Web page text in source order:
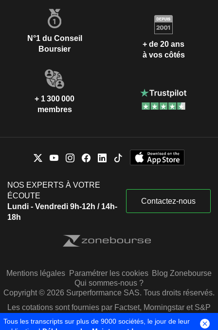
N°1 du Conseil
Boursier
+ de 20 ans
à vos côtés
+ 1 300 000
membres
NOS EXPERTS À VOTRE
ÉCOUTE
Lundi - Vendredi 9h-12h / 14h-
18h
Contactez-nous
Mentions légales Paramétrer les cookies Blog Zonebourse
Qui sommes-nous ?
Copyright © 2026 Surperformance SAS. Tous droits réservés.
Les cotations sont fournies par Factset, Morningstar et S&P
Capital IQ
Tous les transcripts sur plus de 9000 sociétés, le jour de leur